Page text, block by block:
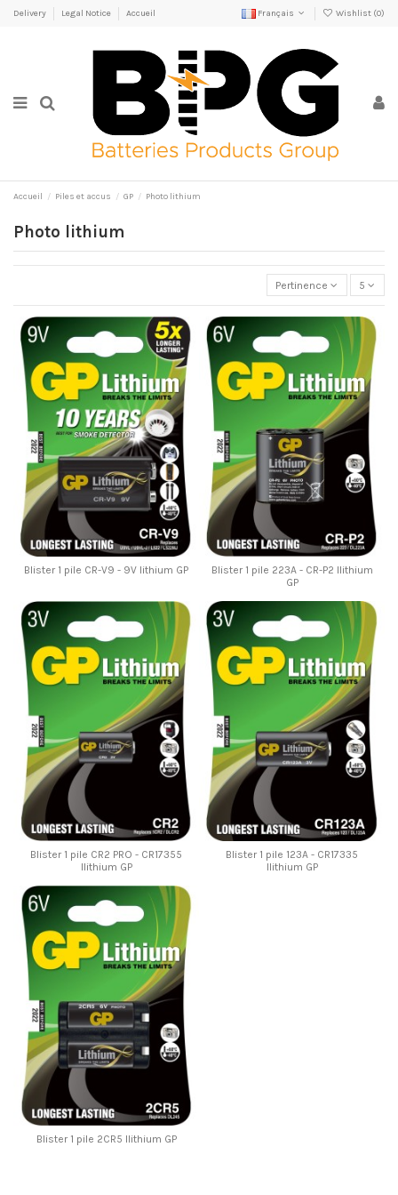
Delivery Legal Notice Accueil Français Wishlist (0)
Accueil Piles et accus GP Photo lithium
Photo lithium
Pertinence 5
Blister 1 pile CR-V9 - 9V lithium GP
Blister 1 pile 223A - CR-P2 llithium
GP
Blister 1 pile CR2 PRO - CR17355
llithium GP
Blister 1 pile 123A - CR17335
llithium GP
Blister 1 pile 2CR5 llithium GP